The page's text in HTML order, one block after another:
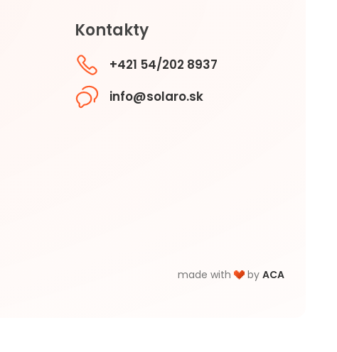
Kontakty
+421 54/202 8937
info@solaro.sk
made with by ACA